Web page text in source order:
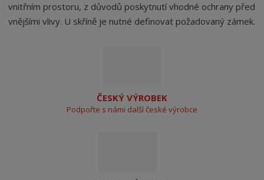
vnitřním prostoru, z důvodů poskytnutí vhodné ochrany před
vnějšími vlivy. U skříně je nutné definovat požadovaný zámek.
ČESKÝ VÝROBEK
Podpořte s námi další české výrobce